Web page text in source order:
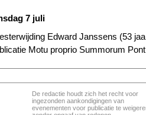
7 juli
Edward Janssens (53
Motu proprio Summorum
De redactie houdt zich het recht voor
ingezonden aankondigingen van
evenementen voor publicatie te